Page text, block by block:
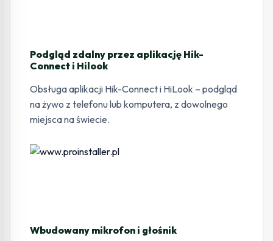
Podgląd zdalny przez aplikację Hik-
Connect i Hilook
Obsługa aplikacji Hik-Connect i HiLook – podgląd
na żywo z telefonu lub komputera, z dowolnego
miejsca na świecie.
Wbudowany mikrofon i głośnik